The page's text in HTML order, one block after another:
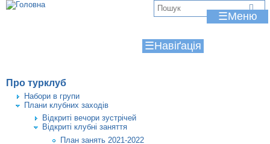
Jump to navigation
☰
Про турклуб
Набори в групи
Плани клубних заходів
Відкриті вечори зустрічей
Відкриті клубні заняття
План занять 2021-2022
☰